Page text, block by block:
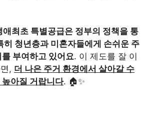
애최초 특별공급은 정부의 정책을 통
히 청년층과 미혼자들에게 손쉬운 주
부여하고 있어요. 이 제도를 잘 이
, 더 나은 주거 환경에서 살아갈 수
아질 거랍니다. 🏠✨